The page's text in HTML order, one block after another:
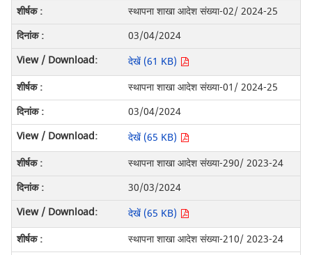
स्थापना शाखा आदेश संख्या-02/ 2024-25
03/04/2024
देखें (61 KB)
स्थापना शाखा आदेश संख्या-01/ 2024-25
03/04/2024
देखें (65 KB)
स्थापना शाखा आदेश संख्या-290/ 2023-24
30/03/2024
देखें (65 KB)
स्थापना शाखा आदेश संख्या-210/ 2023-24